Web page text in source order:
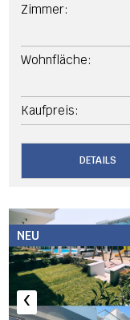
Zimmer:
Wohnfläche:
Kaufpreis:
DETAILS
‹
NEU